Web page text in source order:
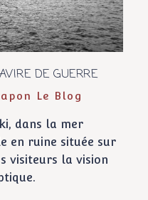
DE GUERRE
Le Blog
dans la mer
en ruine située sur
visiteurs la vision